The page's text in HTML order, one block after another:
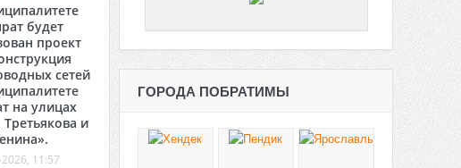
будет
проект
сетей
на улицах
и
11:57
ГОРОДА ПОБРАТИМЫ